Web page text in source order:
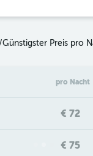
Günstigster Preis pro
pro Nacht
€ 72
€ 75